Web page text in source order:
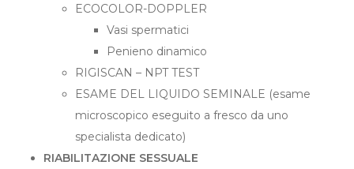
ECOCOLOR-DOPPLER
Vasi spermatici
Penieno dinamico
RIGISCAN – NPT TEST
ESAME DEL LIQUIDO SEMINALE (esame
microscopico eseguito a fresco da uno
specialista dedicato)
RIABILITAZIONE SESSUALE